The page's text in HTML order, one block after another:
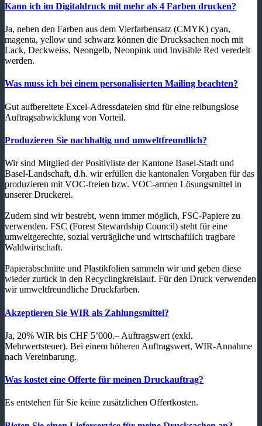
Kann ich im Digitaldruck mit mehr als 4 Farben drucken?
Ja, neben den Farben aus dem Vierfarbensatz (CMYK) cyan,
magenta, yellow und schwarz können die Drucksachen noch mit
Lack, Deckweiss, Neongelb, Neonpink und Invisible Red veredelt
werden.
Was muss ich bei einem personalisierten Mailing beachten?
Gut aufbereitete Excel-Adressdateien sind für eine reibungslose
Auftragsabwicklung von Vorteil.
Produzieren Sie nachhaltig und umweltfreundlich?
Wir sind Mitglied der Positivliste der Kantone Basel-Stadt und
Basel-Landschaft, d.h. wir erfüllen die kantonalen Vorgaben für das
produzieren mit VOC-freien bzw. VOC-armen Lösungsmittel in
unserer Druckerei.
Zudem sind wir bestrebt, wenn immer möglich, FSC-Papiere zu
verwenden. FSC (Forest Stewardship Council) steht für eine
umweltgerechte, sozial verträgliche und wirtschaftlich tragbare
Waldwirtschaft.
Papierabschnitte und Plastikfolien sammeln wir und geben diese
wieder zurück in den Recyclingkreislauf. Für den Druck verwenden
wir umweltfreundliche Druckfarben.
Akzeptieren Sie WIR als Zahlungsmittel?
Ja, 20% WIR bis CHF 5’000.– Auftragswert (exkl.
Mehrwertsteuer). Bei einem höheren Auftragswert, WIR-Annahme
nach Vereinbarung.
Was kostet eine Offerte für meinen Druckauftrag?
Es entstehen für Sie keine zusätzlichen Offertkosten.